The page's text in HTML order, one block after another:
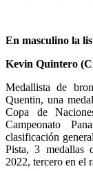
En masculino la
Kevin Quintero
Medallista de
Quentin, una
Copa de
Campeonato
clasificación
Pista, 3 medallas
2022, tercero en el